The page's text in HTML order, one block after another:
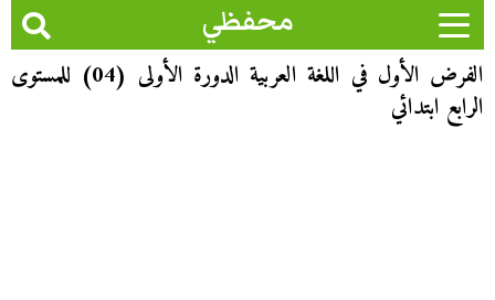
محفظي
الفرض الأول في اللغة العربية الدورة الأولى (04) للمستوى
الرابع ابتدائي